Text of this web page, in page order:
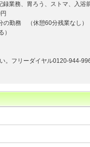
業務、胃ろう、ストマ、入浴
勤務 （休憩60分残業なし）
。フリーダイヤル0120-944-